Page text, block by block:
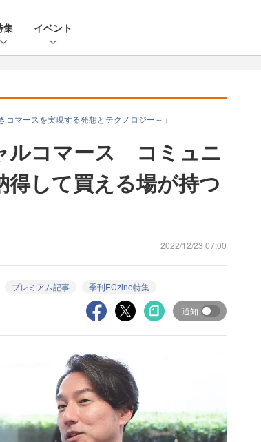
集 イベント
マースを実現する発想とテクノロジー～」
ルコマース コミュニ
して買える場が持つ
2022/12/23 07:00
プレミアム記事 季刊ECzine特集
通知